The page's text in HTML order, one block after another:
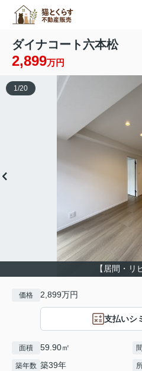
ダイナコート六本松
2,899万円
【居間・リ
1/20
価格 2,899万円
支払いシ
面積 59.90㎡
築年数 築39年